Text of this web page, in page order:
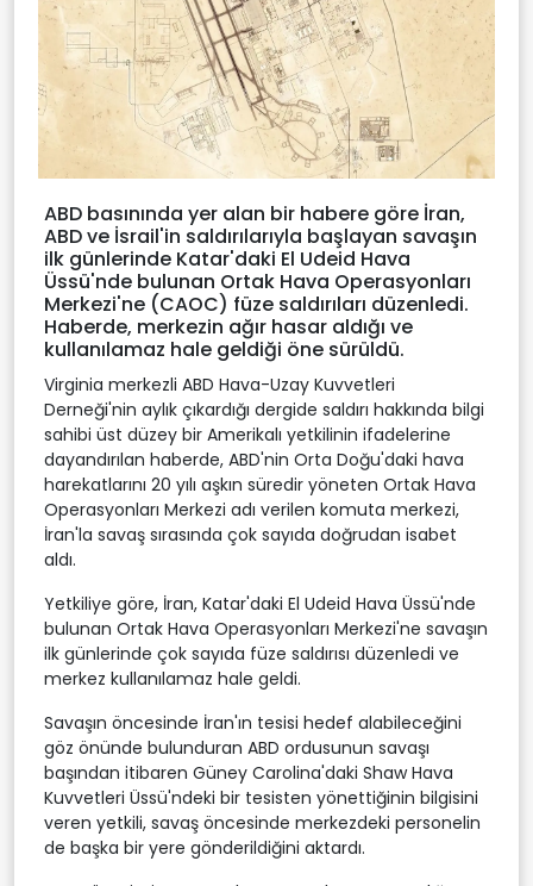
ABD basınında yer alan bir habere göre İran,
ABD ve İsrail'in saldırılarıyla başlayan savaşın
ilk günlerinde Katar'daki El Udeid Hava
Üssü'nde bulunan Ortak Hava Operasyonları
Merkezi'ne (CAOC) füze saldırıları düzenledi.
Haberde, merkezin ağır hasar aldığı ve
kullanılamaz hale geldiği öne sürüldü.
Virginia merkezli ABD Hava-Uzay Kuvvetleri
Derneği'nin aylık çıkardığı dergide saldırı hakkında bilgi
sahibi üst düzey bir Amerikalı yetkilinin ifadelerine
dayandırılan haberde, ABD'nin Orta Doğu'daki hava
harekatlarını 20 yılı aşkın süredir yöneten Ortak Hava
Operasyonları Merkezi adı verilen komuta merkezi,
İran'la savaş sırasında çok sayıda doğrudan isabet
aldı.
Yetkiliye göre, İran, Katar'daki El Udeid Hava Üssü'nde
bulunan Ortak Hava Operasyonları Merkezi'ne savaşın
ilk günlerinde çok sayıda füze saldırısı düzenledi ve
merkez kullanılamaz hale geldi.
Savaşın öncesinde İran'ın tesisi hedef alabileceğini
göz önünde bulunduran ABD ordusunun savaşı
başından itibaren Güney Carolina'daki Shaw Hava
Kuvvetleri Üssü'ndeki bir tesisten yönettiğinin bilgisini
veren yetkili, savaş öncesinde merkezdeki personelin
de başka bir yere gönderildiğini aktardı.